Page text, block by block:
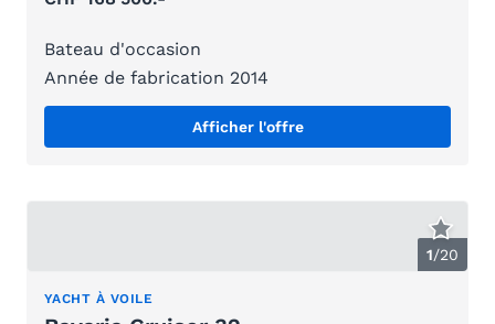
Bateau d'occasion
Année de fabrication 2014
Afficher l'offre
1/20
YACHT À VOILE